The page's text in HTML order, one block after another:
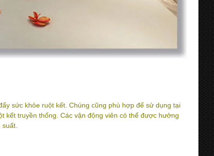
sức khỏe ruột kết. Chúng cũng phù hợp để sử dụng tại
kết truyền thống. Các vận động viên có thể được hưởng